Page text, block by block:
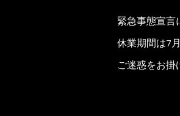
緊急事態宣言
休業期間は7
ご迷惑をお掛